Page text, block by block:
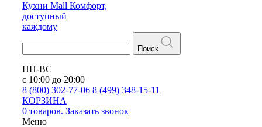
Кухни Mall Комфорт,
доступный
каждому
Поиск
ПН-ВС
с 10:00 до 20:00
8 (800) 302-77-06 8 (499) 348-15-11
КОРЗИНА
0 товаров. Заказать звонок
Меню